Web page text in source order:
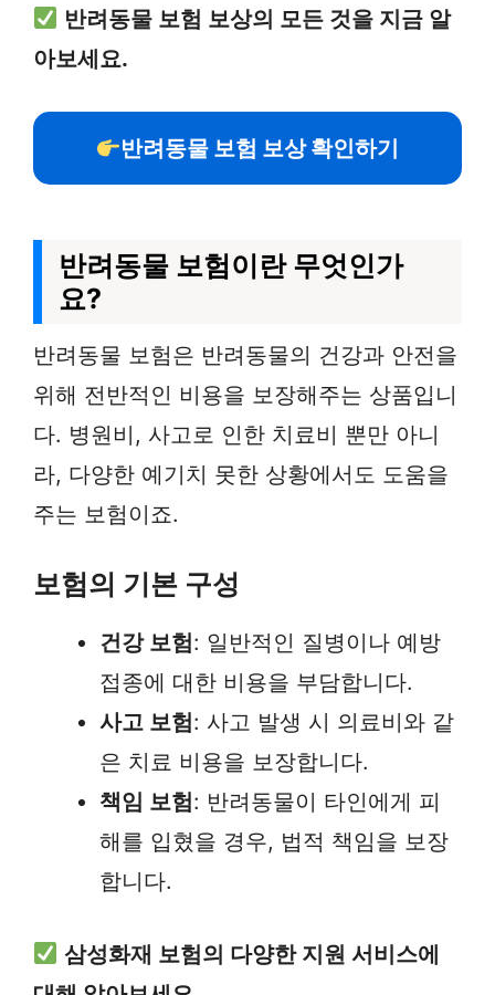
반려동물 보험 보상의 모든 것을 지금 알
아보세요.
반려동물 보험 보상 확인하기
반려동물 보험이란 무엇인가
요?
반려동물 보험은 반려동물의 건강과 안전을
위해 전반적인 비용을 보장해주는 상품입니
다. 병원비, 사고로 인한 치료비 뿐만 아니
라, 다양한 예기치 못한 상황에서도 도움을
주는 보험이죠.
보험의 기본 구성
건강 보험: 일반적인 질병이나 예방
접종에 대한 비용을 부담합니다.
사고 보험: 사고 발생 시 의료비와 같
은 치료 비용을 보장합니다.
책임 보험: 반려동물이 타인에게 피
해를 입혔을 경우, 법적 책임을 보장
합니다.
삼성화재 보험의 다양한 지원 서비스에